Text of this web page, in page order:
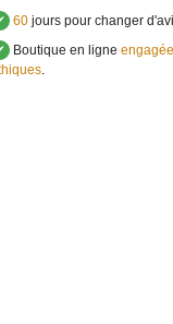
60jours pour changer
Boutique en ligne engagée
.